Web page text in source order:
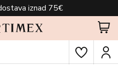
iznad 75€